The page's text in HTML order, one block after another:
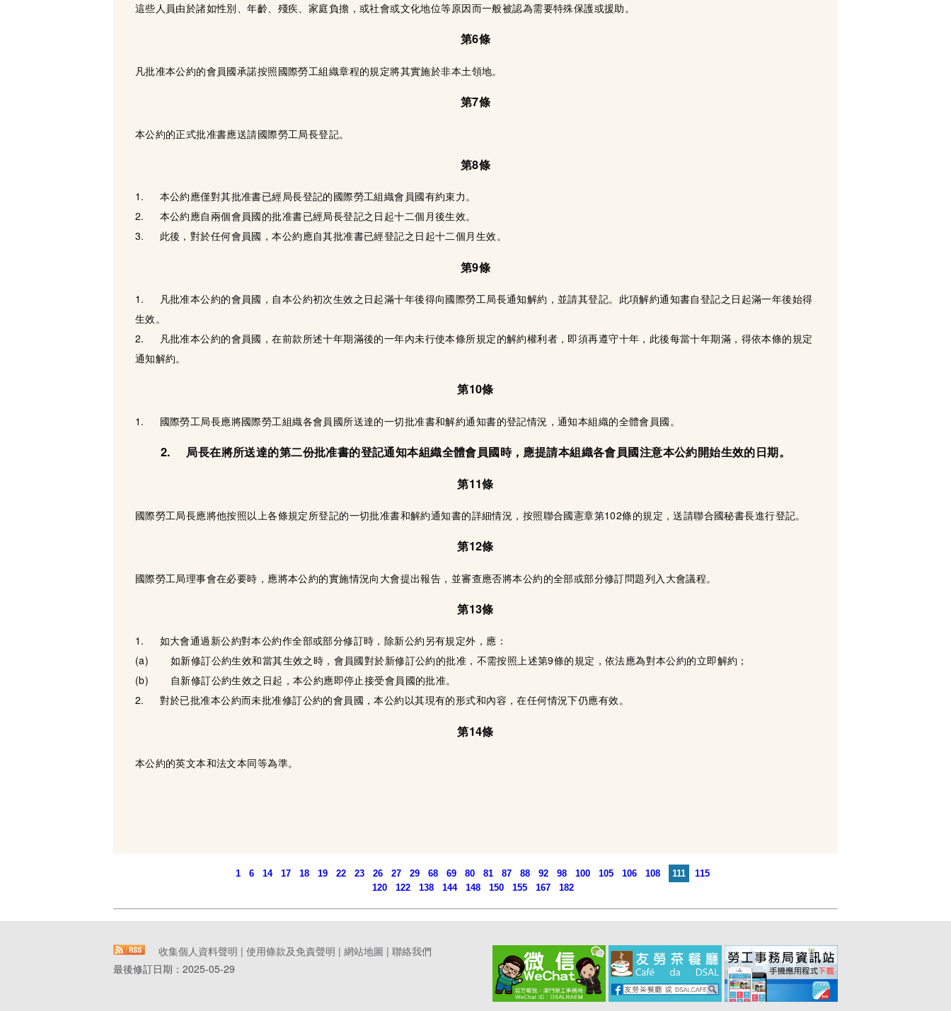
這些人員由於諸如性別、年齡、殘疾、家庭負擔，或社會或文化地位等原因而一般被認為需要特殊保護或援助。
第6條
凡批准本公約的會員國承諾按照國際勞工組織章程的規定將其實施於非本土領地。
第7條
本公約的正式批准書應送請國際勞工局長登記。
第8條
1. 本公約應僅對其批准書已經局長登記的國際勞工組織會員國有約束力。
2. 本公約應自兩個會員國的批准書已經局長登記之日起十二個月後生效。
3. 此後，對於任何會員國，本公約應自其批准書已經登記之日起十二個月生效。
第9條
1. 凡批准本公約的會員國，自本公約初次生效之日起滿十年後得向國際勞工局長通知解約，並請其登記。此項解約通知書自登記之日起滿一年後始得
生效。
2. 凡批准本公約的會員國，在前款所述十年期滿後的一年內未行使本條所規定的解約權利者，即須再遵守十年，此後每當十年期滿，得依本條的規定
通知解約。
第10條
1. 國際勞工局長應將國際勞工組織各會員國所送達的一切批准書和解約通知書的登記情況，通知本組織的全體會員國。
2. 局長在將所送達的第二份批准書的登記通知本組織全體會員國時，應提請本組織各會員國注意本公約開始生效的日期。
第11條
國際勞工局長應將他按照以上各條規定所登記的一切批准書和解約通知書的詳細情況，按照聯合國憲章第102條的規定，送請聯合國秘書長進行登記。
第12條
國際勞工局理事會在必要時，應將本公約的實施情況向大會提出報告，並審查應否將本公約的全部或部分修訂問題列入大會議程。
第13條
1. 如大會通過新公約對本公約作全部或部分修訂時，除新公約另有規定外，應：
(a) 如新修訂公約生效和當其生效之時，會員國對於新修訂公約的批准，不需按照上述第9條的規定，依法應為對本公約的立即解約；
(b) 自新修訂公約生效之日起，本公約應即停止接受會員國的批准。
2. 對於已批准本公約而未批准修訂公約的會員國，本公約以其現有的形式和內容，在任何情況下仍應有效。
第14條
本公約的英文本和法文本同等為準。
1 6 14 17 18 19 22 23 26 27 29 68 69 80 81 87 88 92 98 100 105 106 108 111
115
120
122 138 144 148 150 155 167 182
收集個人資料聲明 | 使用條款及免責聲明 | 網站地圖 | 聯絡我們
最後修訂日期： 2025-05-29